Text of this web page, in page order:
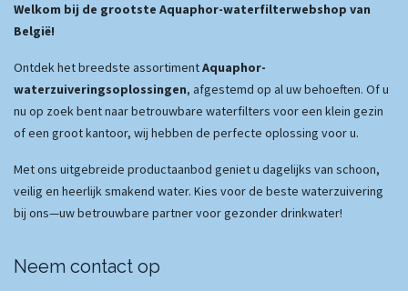
Welkom bij de grootste Aquaphor-waterfilterwebshop van
België!
Ontdek het breedste assortimentAquaphor-
waterzuiveringsoplossingen, afgestemd op al uw behoeften. Of u
nu op zoek bent naar betrouwbare waterfilters voor een klein gezin
of een groot kantoor, wij hebben de perfecte oplossing voor u.
Met ons uitgebreide productaanbod geniet u dagelijks van schoon,
veilig en heerlijk smakend water. Kies voor de beste waterzuivering
bij ons—uw betrouwbare partner voor gezonder drinkwater!
Neem contact op